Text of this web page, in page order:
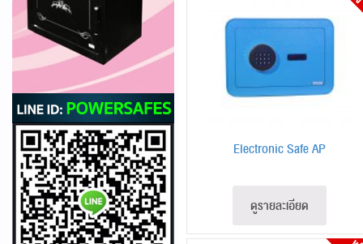
Electronic Safe AP
ดูรายละเอียด